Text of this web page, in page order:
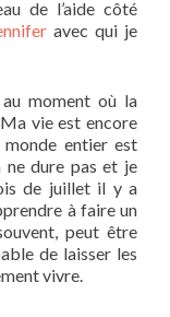
de l’aide côté
avec qui je
moment où la
vie est encore
entier est
ne dure pas et je
de juillet il y a
à faire un
peut être
de laisser les
vivre.